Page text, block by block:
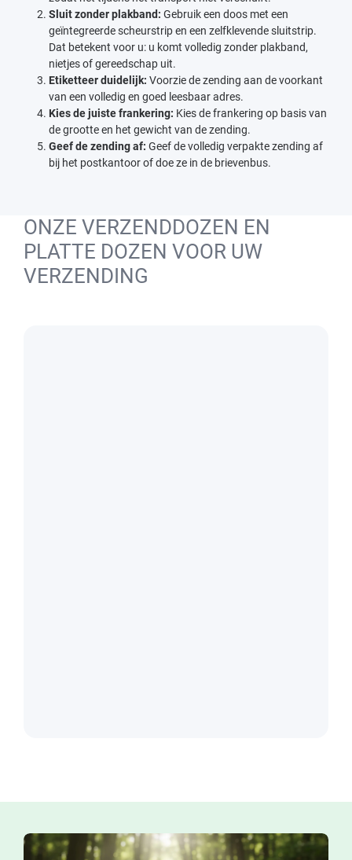
Sluit zonder plakband: Gebruik een doos met een
geïntegreerde scheurstrip en een zelfklevende sluitstrip.
Dat betekent voor u: u komt volledig zonder plakband,
nietjes of gereedschap uit.
Etiketteer duidelijk: Voorzie de zending aan de voorkant
van een volledig en goed leesbaar adres.
Kies de juiste frankering: Kies de frankering op basis van
de grootte en het gewicht van de zending.
Geef de zending af: Geef de volledig verpakte zending af
bij het postkantoor of doe ze in de brievenbus.
ONZE VERZENDDOZEN EN
PLATTE DOZEN VOOR UW
VERZENDING